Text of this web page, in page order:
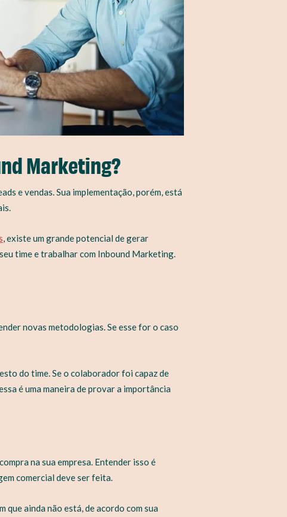
Marketing?
e vendas. Sua implementação, porém, está
, existe um grande potencial de gerar
time e trabalhar com Inbound Marketing.
novas metodologias. Se esse for o caso
do time. Se o colaborador foi capaz de
é uma maneira de provar a importância
na sua empresa. Entender isso é
comercial deve ser feita.
ainda não está, de acordo com sua